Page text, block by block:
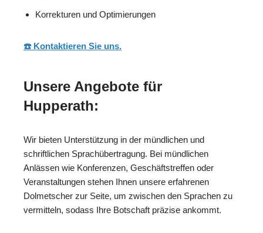
Korrekturen und Optimierungen
☎️ Kontaktieren Sie uns.
Unsere Angebote für
Hupperath:
Wir bieten Unterstützung in der mündlichen und
schriftlichen Sprachübertragung. Bei mündlichen
Anlässen wie Konferenzen, Geschäftstreffen oder
Veranstaltungen stehen Ihnen unsere erfahrenen
Dolmetscher zur Seite, um zwischen den Sprachen zu
vermitteln, sodass Ihre Botschaft präzise ankommt.